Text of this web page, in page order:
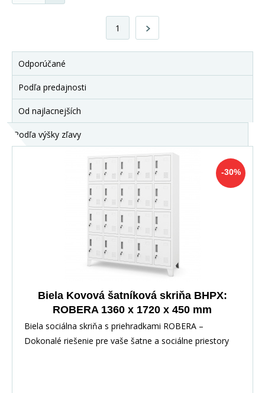
1
Odporúčané
Podľa predajnosti
Od najlacnejších
Podľa výšky zľavy
-30%
Biela Kovová šatníková skriňa BHPX:
ROBERA 1360 x 1720 x 450 mm
Biela sociálna skriňa s priehradkami ROBERA –
Dokonalé riešenie pre vaše šatne a sociálne priestory